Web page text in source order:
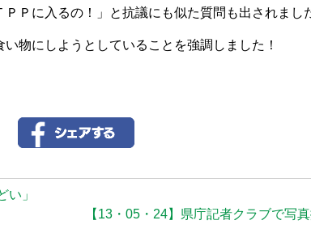
Ｐに入るの！」と抗議にも似た質問も出されまし
物にしようとしていることを強調しました！
」
【13・05・24】県庁記者クラブで写